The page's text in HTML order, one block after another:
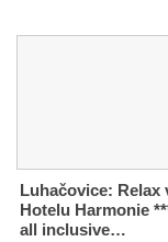
Luhačovice: Relax
Hotelu Harmonie
all inclusive…